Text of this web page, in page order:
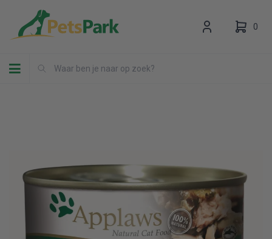
Toggle navigation
0
Vul hem met producten.